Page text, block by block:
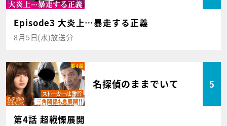
Episode3 大炎上…暴走する正義
8月5日(水)放送分
名探偵のままでいて 5
第4話 超戦慄展開